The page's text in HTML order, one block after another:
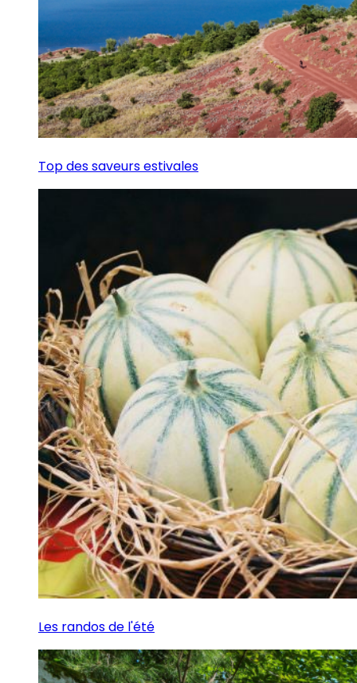
Top des saveurs estivales
Les randos de l'été